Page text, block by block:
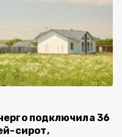
подключила 36
сирот,